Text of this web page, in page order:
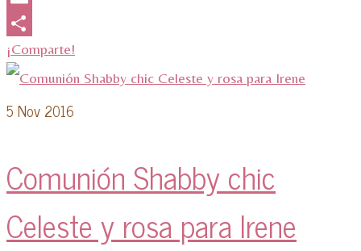
Email
¡Comparte!
5 Nov 2016
Comunión Shabby chic
Celeste y rosa para Irene